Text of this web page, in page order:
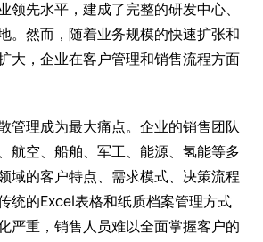
领先水平，建成了完整的研发中心、
。然而，随着业务规模的快速扩张和
大，企业在客户管理和销售流程方面
管理成为最大痛点。企业的销售团队
航空、船舶、军工、能源、氢能等多
域的客户特点、需求模式、决策流程
统的Excel表格和纸质档案管理方式
严重，销售人员难以全面掌握客户的